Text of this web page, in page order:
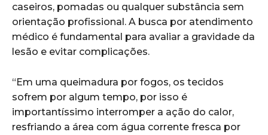
caseiros, pomadas ou qualquer substância sem
orientação profissional. A busca por atendimento
médico é fundamental para avaliar a gravidade da
lesão e evitar complicações.
“Em uma queimadura por fogos, os tecidos
sofrem por algum tempo, por isso é
importantíssimo interromper a ação do calor,
resfriando a área com água corrente fresca por